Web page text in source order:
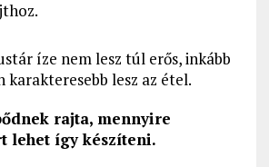
íze nem lesz túl erős, inkább
karakteresebb lesz az étel.
rajta, mennyire
lehet így készíteni.